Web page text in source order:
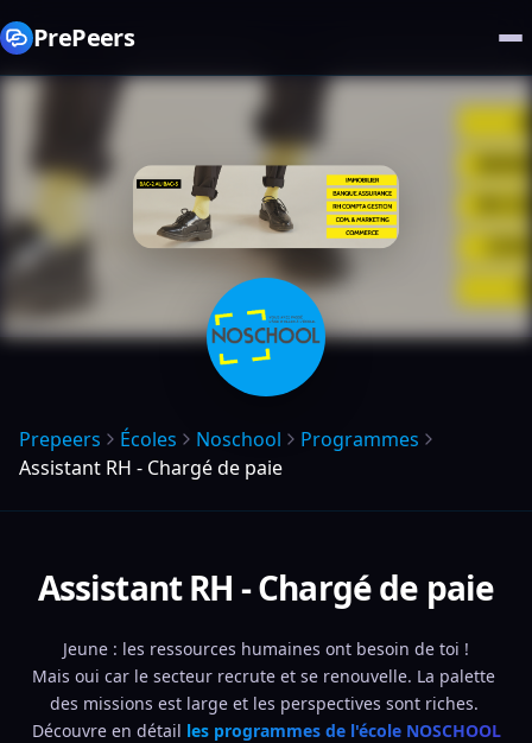
PrePeers
Prepeers Écoles Noschool
Programmes
Assistant RH - Chargé de paie
Assistant RH - Chargé de paie
Jeune : les ressources humaines ont besoin de toi !
Mais oui car le secteur recrute et se renouvelle. La palette
des missions est large et les perspectives sont riches.
Découvre en détail les programmes de l'école NOSCHOOL